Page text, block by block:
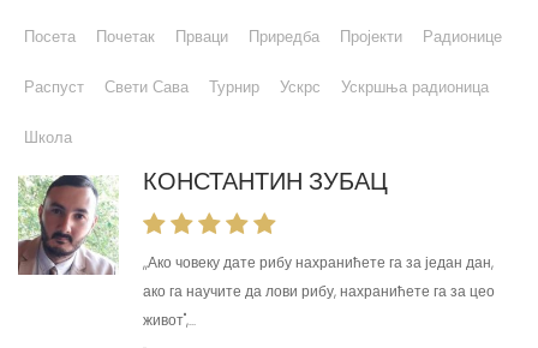
Посета Почетак Прваци Приредба Пројекти Радионице
Распуст Свети Сава Турнир Ускрс Ускршња радионица
Школа
КОНСТАНТИН ЗУБАЦ
,,Ако човеку дате рибу нахранићете га за један дан,
ако га научите да лови рибу, нахранићете га за цео
живот'',...